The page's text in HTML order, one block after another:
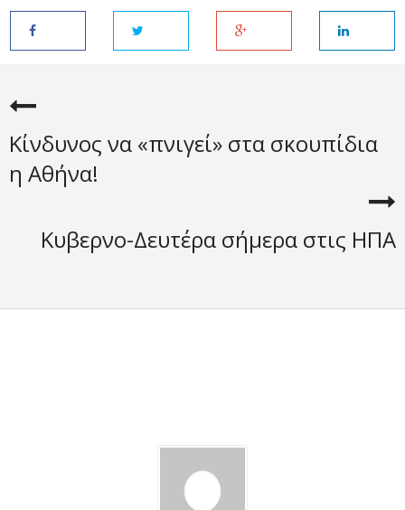
Κίνδυνος να «πνιγεί» στα σκουπίδια
η Αθήνα!
Κυβερνο-Δευτέρα σήμερα στις ΗΠΑ